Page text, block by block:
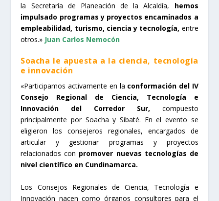
la Secretaría de Planeación de la Alcaldía, hemos
impulsado programas y proyectos encaminados a
empleabilidad, turismo, ciencia y tecnología, entre
otros.» Juan Carlos Nemocón
Soacha le apuesta a la ciencia, tecnología
e innovación
«Participamos activamente en la conformación del IV
Consejo Regional de Ciencia, Tecnología e
Innovación del Corredor Sur, compuesto
principalmente por Soacha y Sibaté. En el evento se
eligieron los consejeros regionales, encargados de
articular y gestionar programas y proyectos
relacionados con promover nuevas tecnologías de
nivel científico en Cundinamarca.
Los Consejos Regionales de Ciencia, Tecnología e
Innovación nacen como órganos consultores para el